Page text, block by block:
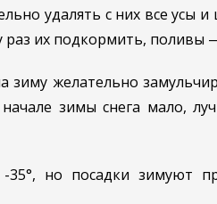
удалять с них все усы
их подкормить, поливы
зиму желательно
зимы снега мало,
но посадки зимуют